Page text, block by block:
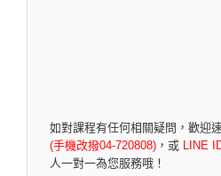
如對課程有任何相關疑問， 歡迎
(手機改撥04-720808) ， 或 LINE
人一對一為您服務哦！